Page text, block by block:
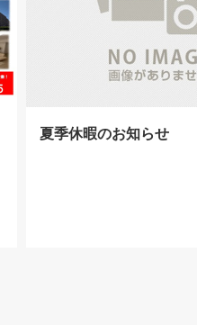
夏季休暇のお知らせ